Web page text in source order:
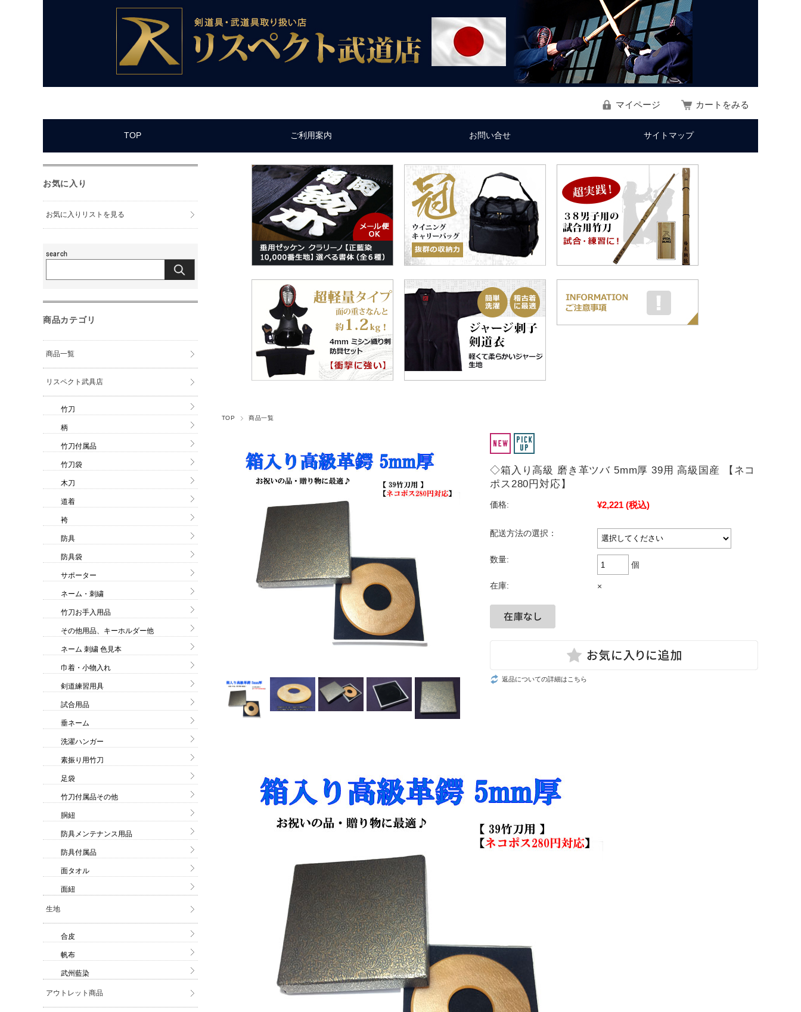
マイページ カートをみる
TOP ご利用案内 お問い合せ サイトマップ
TOP 商品一覧
◇箱入り高級 磨き革ツバ 5mm厚 39用 高級国産 【ネコ
ポス280円対応】
価格: ¥2,221 (税込)
配送方法の選択：
数量:
個
在庫: ×
返品についての詳細はこちら
お気に入り
お気に入りリストを見る
商品カテゴリ
商品一覧
リスペクト武具店
竹刀
柄
竹刀付属品
竹刀袋
木刀
道着
袴
防具
防具袋
サポーター
ネーム・刺繍
竹刀お手入用品
その他用品、キーホルダー他
ネーム 刺繍 色見本
巾着・小物入れ
剣道練習用具
試合用品
垂ネーム
洗濯ハンガー
素振り用竹刀
足袋
竹刀付属品その他
胴紐
防具メンテナンス用品
防具付属品
面タオル
面紐
生地
合皮
帆布
武州藍染
アウトレット商品